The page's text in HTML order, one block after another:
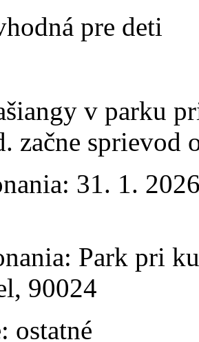
pre deti
v parku
začne sprievod
31. 1.
Park pri
90024
ostatné